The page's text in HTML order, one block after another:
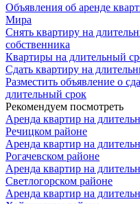
Объявления об аренде
Мира
Снять квартиру на
собственника
Квартиры на длительный
Сдать квартиру на
Разместить объявление о
длительный срок
Рекомендуем посмотреть
Аренда квартир на
Речицком районе
Аренда квартир на
Рогачевском районе
Аренда квартир на
Светлогорском районе
Аренда квартир на